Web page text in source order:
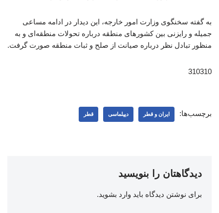
به گفته سخنگوی وزارت امور خارجه، این دیدار در ادامه مساعی
جمیله و رایزنی‌ بین کشورهای منطقه درباره تحولات منطقه‌ای و به
منظور تبادل نظر درباره صیانت از صلح و ثبات منطقه صورت گرفت.
310310
برچسب‌ها: ایران و قطر دیپلماسی قطر
دیدگاهتان را بنویسید
برای نوشتن دیدگاه باید وارد بشوید.